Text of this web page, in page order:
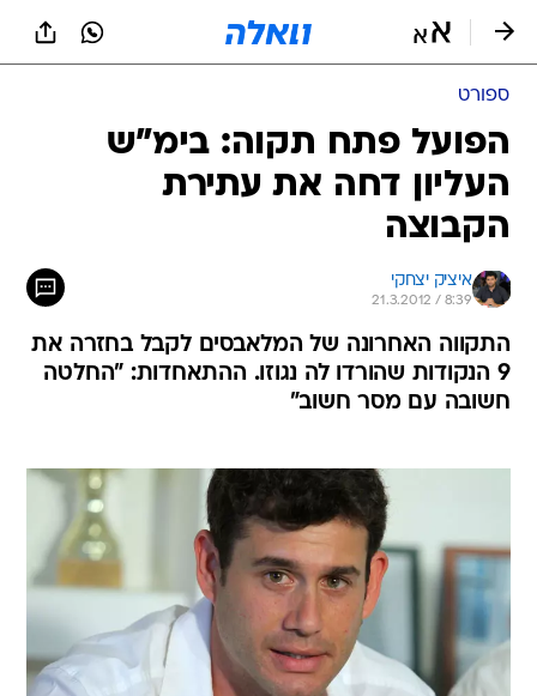
ספורט
הפועל פתח תקוה: בימ"ש
העליון דחה את עתירת
הקבוצה
איציק יצחקי
21.3.2012 / 8:39
התקווה האחרונה של המלאבסים לקבל בחזרה את
9 הנקודות שהורדו לה נגוזו. ההתאחדות: "החלטה
חשובה עם מסר חשוב"